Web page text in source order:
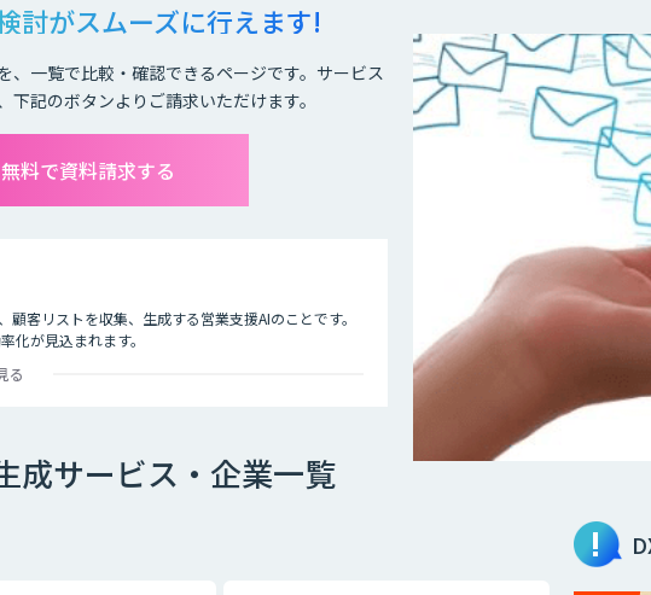
討がスムーズに行えます!
一覧で比較・確認できるページです。サービス
記のボタンよりご請求いただけます。
料で資料請求する
客リストを収集、生成する営業支援AIのことです。
化が見込まれます。
るのは時間がかかるだけでなく、人為的なミスもあり
る
成サービス・企業一覧